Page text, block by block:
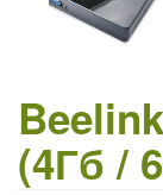
(4Гб /